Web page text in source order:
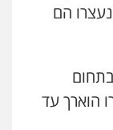
הם
בתחום
הוארך עד